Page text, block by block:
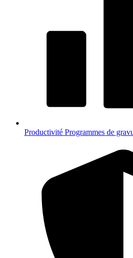
Productivité Programmes de